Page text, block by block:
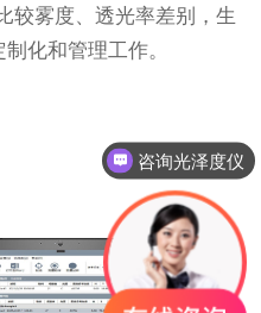
较雾度、透光率差别，生
化和管理工作。
咨询光泽度仪